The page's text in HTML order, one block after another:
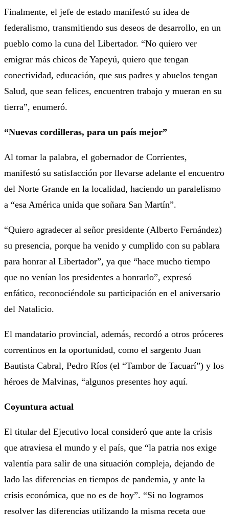
Finalmente, el jefe de estado manifestó su idea de
federalismo, transmitiendo sus deseos de desarrollo, en un
pueblo como la cuna del Libertador. “No quiero ver
emigrar más chicos de Yapeyú, quiero que tengan
conectividad, educación, que sus padres y abuelos tengan
Salud, que sean felices, encuentren trabajo y mueran en su
tierra”, enumeró.
“Nuevas cordilleras, para un país mejor”
Al tomar la palabra, el gobernador de Corrientes,
manifestó su satisfacción por llevarse adelante el encuentro
del Norte Grande en la localidad, haciendo un paralelismo
a “esa América unida que soñara San Martín”.
“Quiero agradecer al señor presidente (Alberto Fernández)
su presencia, porque ha venido y cumplido con su pablara
para honrar al Libertador”, ya que “hace mucho tiempo
que no venían los presidentes a honrarlo”, expresó
enfático, reconociéndole su participación en el aniversario
del Natalicio.
El mandatario provincial, además, recordó a otros próceres
correntinos en la oportunidad, como el sargento Juan
Bautista Cabral, Pedro Ríos (el “Tambor de Tacuarí”) y los
héroes de Malvinas, “algunos presentes hoy aquí.
Coyuntura actual
El titular del Ejecutivo local consideró que ante la crisis
que atraviesa el mundo y el país, que “la patria nos exige
valentía para salir de una situación compleja, dejando de
lado las diferencias en tiempos de pandemia, y ante la
crisis económica, que no es de hoy”. “Si no logramos
resolver las diferencias utilizando la misma receta que